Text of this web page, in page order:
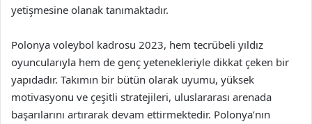
yetişmesine olanak tanımaktadır.
Polonya voleybol kadrosu 2023, hem tecrübeli yıldız
oyuncularıyla hem de genç yetenekleriyle dikkat çeken bir
yapıdadır. Takımın bir bütün olarak uyumu, yüksek
motivasyonu ve çeşitli stratejileri, uluslararası arenada
başarılarını artırarak devam ettirmektedir. Polonya’nın